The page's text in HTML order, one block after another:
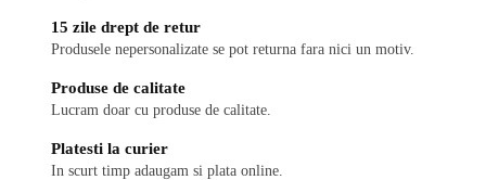
pagina
produsului.
15 zile drept de retur
Produsele nepersonalizate se pot returna fara nici un motiv.
Produse de calitate
Lucram doar cu produse de calitate.
Platesti la curier
In scurt timp adaugam si plata online.